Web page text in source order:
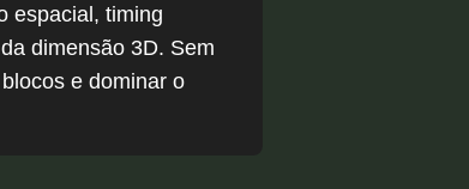
espacial, timing
dimensão 3D. Sem
e dominar o